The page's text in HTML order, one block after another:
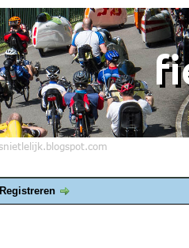
Registreren